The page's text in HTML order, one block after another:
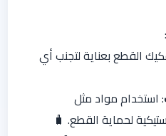
القطع بعناية لتجنب أي
: استخدام مواد مثل
لحماية القطع. 🧳